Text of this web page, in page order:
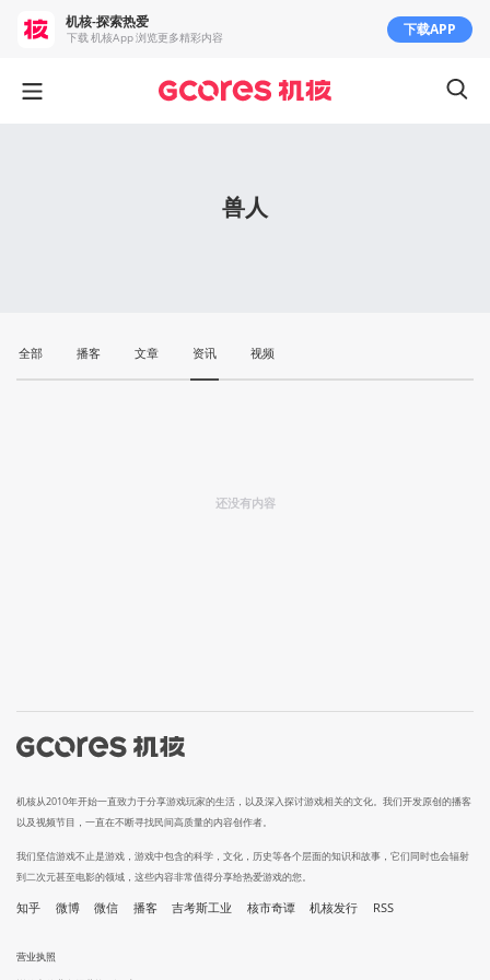
兽人
全部 播客 文章 资讯 视频
还没有内容
机核从2010年开始一直致力于分享游戏玩家的生活，以及深入探讨游戏相关的文化。我们开发原创的播客
以及视频节目，一直在不断寻找民间高质量的内容创作者。
我们坚信游戏不止是游戏，游戏中包含的科学，文化，历史等各个层面的知识和故事，它们同时也会辐射
到二次元甚至电影的领域，这些内容非常值得分享给热爱游戏的您。
知乎 微博 微信 播客 吉考斯工业 核市奇谭 机核发行 RSS
营业执照
机核-探索热爱
下载 机核App 浏览更多精彩内容 下载APP